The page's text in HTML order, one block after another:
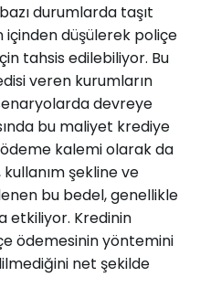
durumlarda taşıt
içinden düşülerek poliçe
tahsis edilebiliyor. Bu
veren kurumların
devreye
bu maliyet krediye
kalemi olarak da
kullanım şekline ve
bu bedel, genellikle
etkiliyor. Kredinin
ödemesinin yöntemini
net şekilde